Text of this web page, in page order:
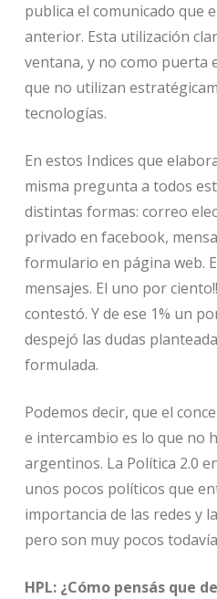
publica el comunicado que
anterior. Esta utilización
ventana, y no como puerta
que no utilizan
tecnologías.
En estos Indices que
misma pregunta a todos
distintas formas: correo
privado en facebook,
formulario en página web.
mensajes. El uno por
contestó. Y de ese 1% un
despejó las dudas
formulada.
Podemos decir, que el
e intercambio es lo que no
argentinos. La Política 2.0
unos pocos políticos que
importancia de las redes y
pero son muy pocos
HPL: ¿Cómo pensás que